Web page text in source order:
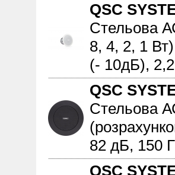
QSC
Стельова
8, 4, 2, 1
(- 10дБ), 2,2
QSC
Стельова
82 дБ, 150
QSC